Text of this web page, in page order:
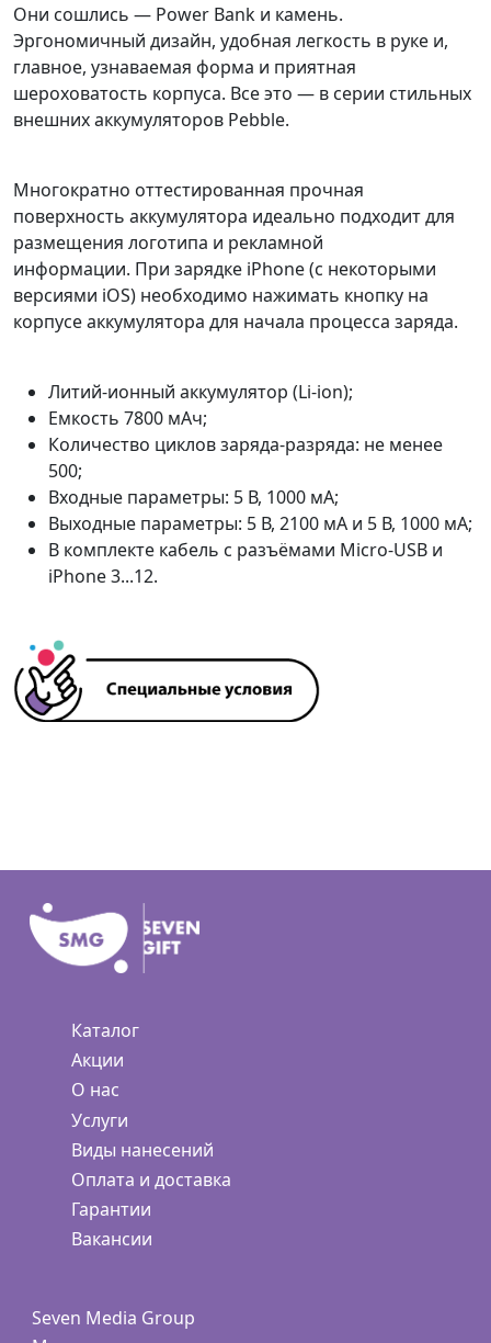
Они сошлись — Power Bank и камень.
Эргономичный дизайн, удобная легкость в руке и,
главное, узнаваемая форма и приятная
шероховатость корпуса. Все это — в серии стильных
внешних аккумуляторов Pebble.
Многократно оттестированная прочная
поверхность аккумулятора идеально подходит для
размещения логотипа и рекламной
информации. При зарядке iPhone (с некоторыми
версиями iOS) необходимо нажимать кнопку на
корпусе аккумулятора для начала процесса заряда.
Литий-ионный аккумулятор (Li-ion);
Емкость 7800 мАч;
Количество циклов заряда-разряда: не менее
500;
Входные параметры: 5 В, 1000 мА;
Выходные параметры: 5 В, 2100 мА и 5 В, 1000 мА;
В комплекте кабель с разъёмами Micro-USB и
iPhone 3...12.
Каталог
Акции
О нас
Услуги
Виды нанесений
Оплата и доставка
Гарантии
Вакансии
Seven Media Group